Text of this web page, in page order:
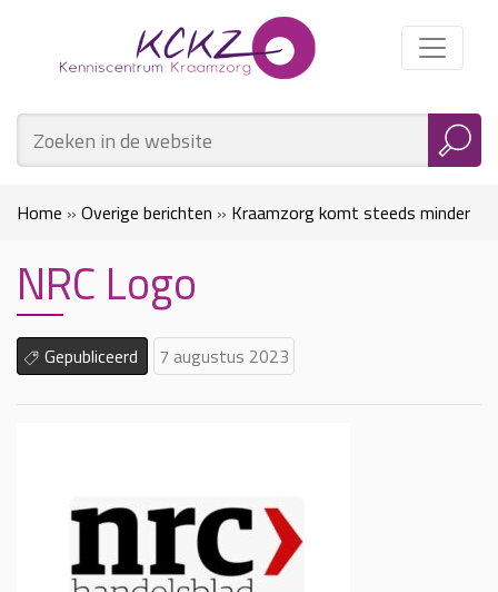
Home » Overige berichten » Kraamzorg komt steeds minder
thuis, maar meldt zich bij ouders via het beeldscherm en met
apps»
NRC Logo
Gepubliceerd 7 augustus 2023